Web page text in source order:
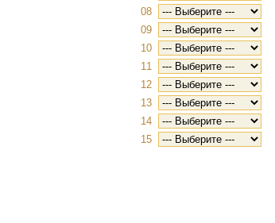
08
09
10
11
12
13
14
15